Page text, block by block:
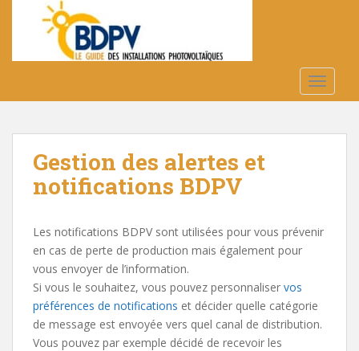
o
Gestion des alertes et
notifications BDPV
Les notifications BDPV sont utilisées pour vous prévenir
en cas de perte de production mais également pour
vous envoyer de l’information.
Si vous le souhaitez, vous pouvez personnaliser vos
préférences de notifications et décider quelle catégorie
de message est envoyée vers quel canal de distribution.
Vous pouvez par exemple décidé de recevoir les